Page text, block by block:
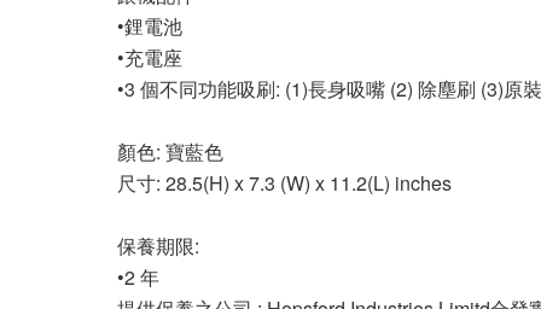
•鋰電池
•充電座
•3 個不同功能吸刷: (1)長身吸嘴 (2) 除塵刷 (3)原
顏色: 寶藍色
尺寸: 28.5(H) x 7.3 (W) x 11.2(L) inches
保養期限:
•2 年